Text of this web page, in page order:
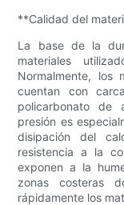
**Calidad del
La base de la
materiales
Normalmente, los
cuentan con
policarbonato de
presión es
disipación del
resistencia a la
exponen a la
zonas costeras
rápidamente los